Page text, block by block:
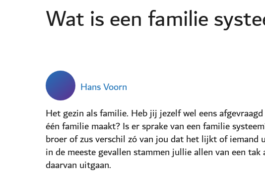
Wat is een familie
Hans Voorn
Het gezin als familie. Heb jij jezelf wel eens
één familie maakt? Is er sprake van een familie
broer of zus verschil zó van jou dat het lijkt of iemand
in de meeste gevallen stammen jullie allen van een
daarvan uitgaan.